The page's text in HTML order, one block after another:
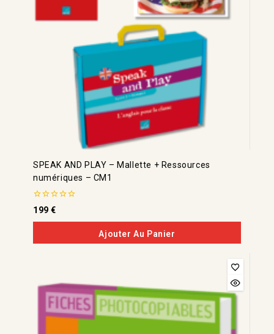
SPEAK AND PLAY – Mallette + Ressources
numériques – CM1
0
de
5
199€
Ajouter Au Panier